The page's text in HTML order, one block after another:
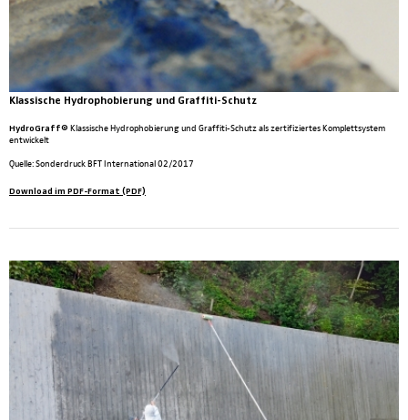
Klassische Hydrophobierung und Graffiti-Schutz
HydroGraff® Klassische Hydrophobierung und Graffiti-Schutz als zertifiziertes Komplettsystem
entwickelt
Quelle: Sonderdruck BFT International 02/2017
Download im PDF-Format (PDF)